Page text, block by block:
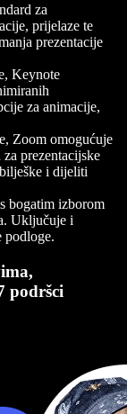
za
prijelaze te
prezentacije
Keynote
za animacije,
Zoom omogućuje
prezentacijske
i dijeliti
bogatim izborom
Uključuje i
podloge.
podršci